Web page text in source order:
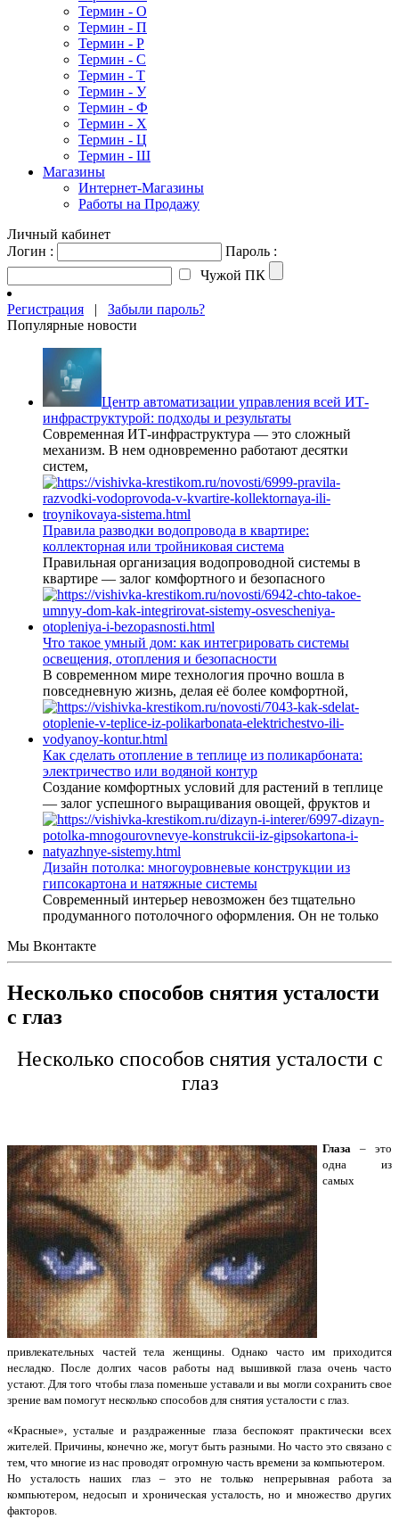
Термин - О
Термин - П
Термин - Р
Термин - С
Термин - Т
Термин - У
Термин - Ф
Термин - Х
Термин - Ц
Термин - Ш
Магазины
Интернет-Магазины
Работы на Продажу
Личный кабинет
Логин :
Пароль :
Чужой ПК
Регистрация | Забыли пароль?
Популярные новости
Центр автоматизации управления всей ИТ-
инфраструктурой: подходы и результаты
Современная ИТ-инфраструктура — это сложный
механизм. В нем одновременно работают десятки
систем,
Правила разводки водопровода в квартире:
коллекторная или тройниковая система
Правильная организация водопроводной системы в
квартире — залог комфортного и безопасного
Что такое умный дом: как интегрировать системы
освещения, отопления и безопасности
В современном мире технология прочно вошла в
повседневную жизнь, делая её более комфортной,
Как сделать отопление в теплице из поликарбоната:
электричество или водяной контур
Создание комфортных условий для растений в теплице
— залог успешного выращивания овощей, фруктов и
Дизайн потолка: многоуровневые конструкции из
гипсокартона и натяжные системы
Современный интерьер невозможен без тщательно
продуманного потолочного оформления. Он не только
Мы Вконтакте
Несколько способов снятия усталости
с глаз
Несколько способов снятия усталости с
глаз
Глаза – это
одна из
самых
привлекательных частей тела женщины. Однако часто им приходится
несладко. После долгих часов работы над вышивкой глаза очень часто
устают. Для того чтобы глаза поменьше уставали и вы могли сохранить свое
зрение вам помогут несколько способов для снятия усталости с глаз.
«Красные», усталые и раздраженные глаза беспокоят практически всех
жителей. Причины, конечно же, могут быть разными. Но часто это связано с
тем, что многие из нас проводят огромную часть времени за компьютером.
Но усталость наших глаз – это не только непрерывная работа за
компьютером, недосып и хроническая усталость, но и множество других
факторов.